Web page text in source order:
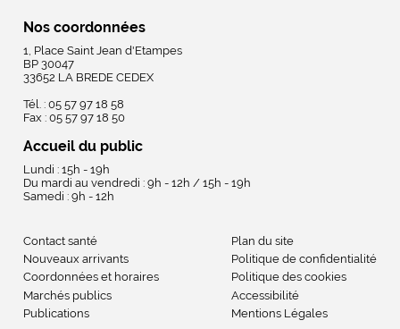
Nos coordonnées
1, Place Saint Jean d'Etampes
BP 30047
33652 LA BREDE CEDEX
Tél. : 05 57 97 18 58
Fax : 05 57 97 18 50
Accueil du public
Lundi : 15h - 19h
Du mardi au vendredi : 9h - 12h / 15h - 19h
Samedi : 9h - 12h
Contact santé
Nouveaux arrivants
Coordonnées et horaires
Marchés publics
Publications
Plan du site
Politique de confidentialité
Politique des cookies
Accessibilité
Mentions Légales